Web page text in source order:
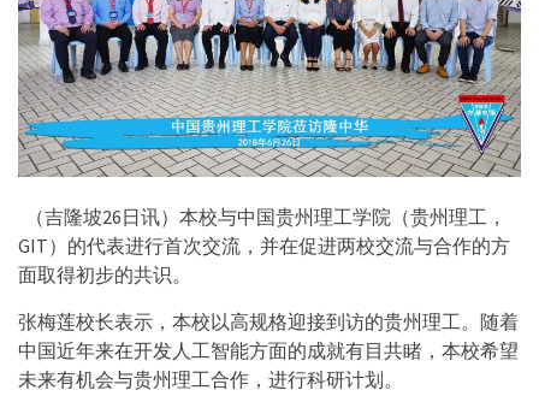
（吉隆坡26日讯）本校与中国贵州理工学院（贵州理工，
GIT）的代表进行首次交流，并在促进两校交流与合作的方
面取得初步的共识。
张梅莲校长表示，本校以高规格迎接到访的贵州理工。随着
中国近年来在开发人工智能方面的成就有目共睹，本校希望
未来有机会与贵州理工合作，进行科研计划。